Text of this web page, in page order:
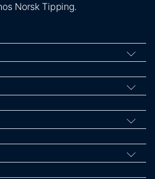
Norsk Tipping.